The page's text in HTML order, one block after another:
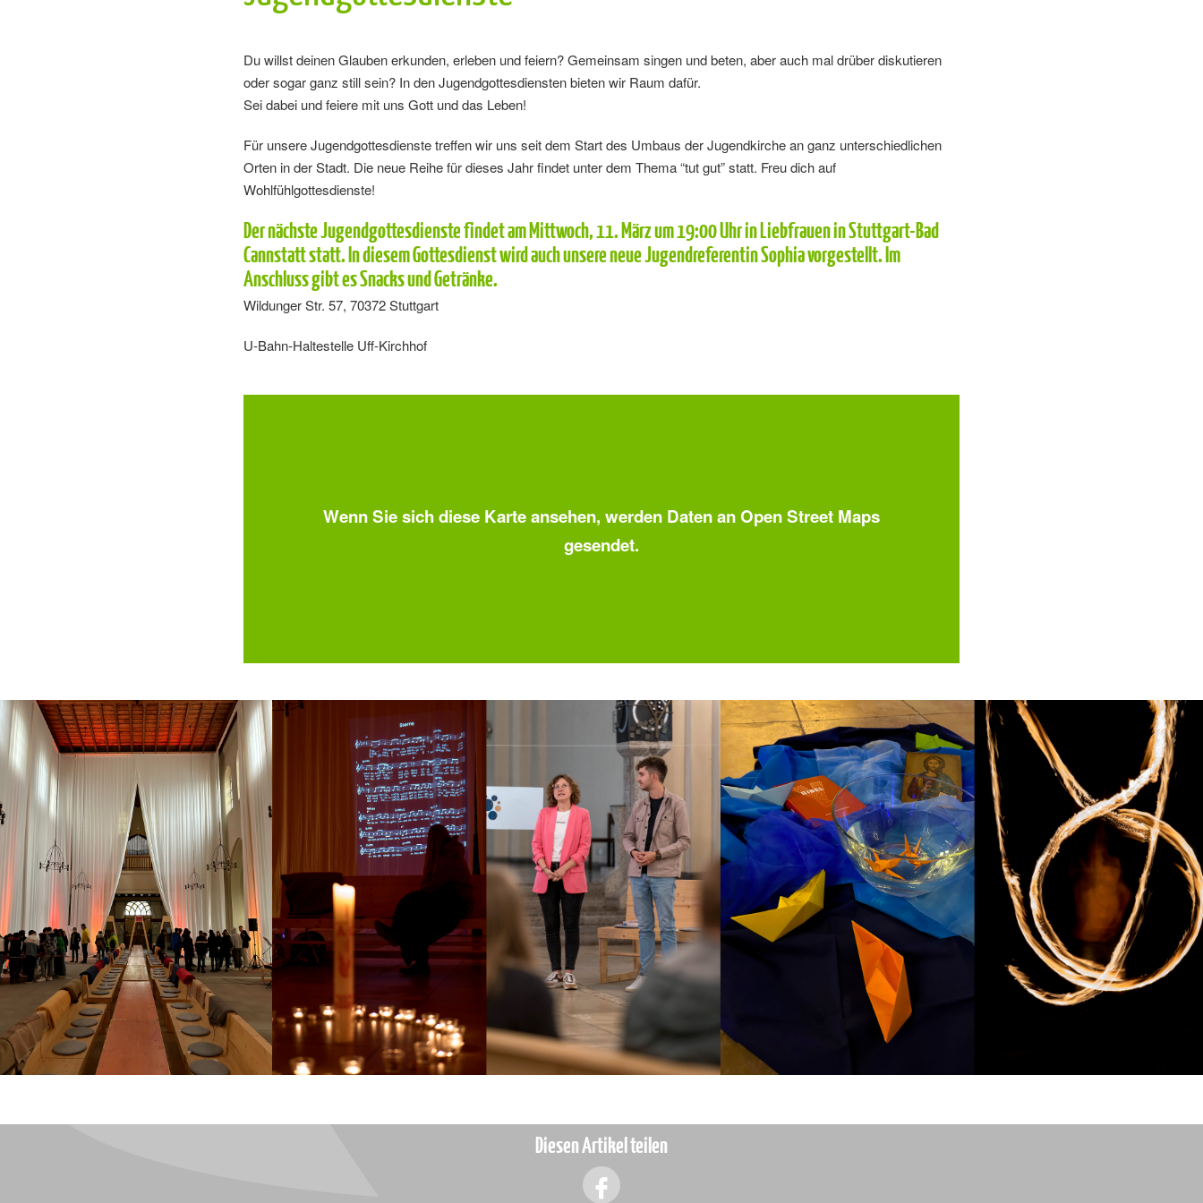
Du willst deinen Glauben erkunden, erleben und feiern? Gemeinsam singen und beten, aber auch mal drüber diskutieren
oder sogar ganz still sein? In den Jugendgottesdiensten bieten wir Raum dafür.
Sei dabei und feiere mit uns Gott und das Leben!
Für unsere Jugendgottesdienste treffen wir uns seit dem Start des Umbaus der Jugendkirche an ganz unterschiedlichen
Orten in der Stadt. Die neue Reihe für dieses Jahr findet unter dem Thema “tut gut” statt. Freu dich auf
Wohlfühlgottesdienste!
Der nächste Jugendgottesdienste findet am Mittwoch, 11. März um 19:00 Uhr in Liebfrauen in Stuttgart-Bad
Cannstatt statt. In diesem Gottesdienst wird auch unsere neue Jugendreferentin Sophia vorgestellt. Im
Anschluss gibt es Snacks und Getränke.
Wildunger Str. 57, 70372 Stuttgart
U-Bahn-Haltestelle Uff-Kirchhof
Wenn Sie sich diese Karte ansehen, werden Daten an Open Street Maps
gesendet.
Diesen Artikel teilen